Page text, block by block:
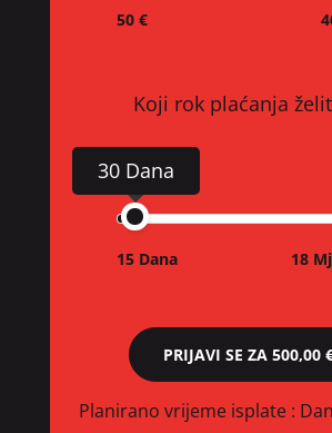
50 €
Koji rok plaćanja
30 Dana
15 Dana 18
PRIJAVI SE ZA 500,00
Planirano vrijeme isplate :